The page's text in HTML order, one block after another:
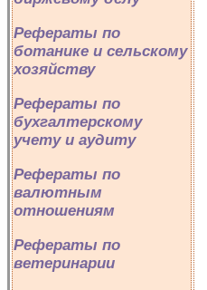
Рефераты по
ботанике и сельскому
хозяйству
Рефераты по
бухгалтерскому
учету и аудиту
Рефераты по
валютным
отношениям
Рефераты по
ветеринарии